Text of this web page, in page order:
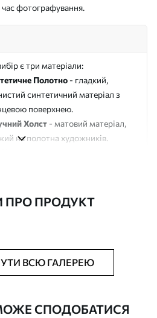
час фотографування.
є три матеріали:
Полотно - гладкий,
синтетичний матеріал з
поверхнею.
Холст - матовий матеріал,
на полотна художників.
додати лакове покриття.
ПРО ПРОДУКТ
ВСЮ ГАЛЕРЕЮ
СПОДОБАТИСЯ